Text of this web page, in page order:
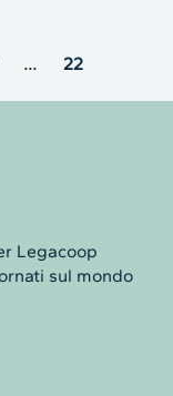
… 22
Legacoop
sul mondo